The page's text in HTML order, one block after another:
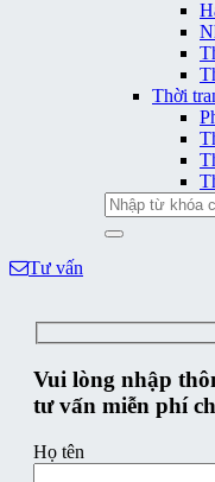
Thời
Tìm
kiếm:
Tư vấn
Vui lòng nhập
tư vấn miễn phí
Họ tên